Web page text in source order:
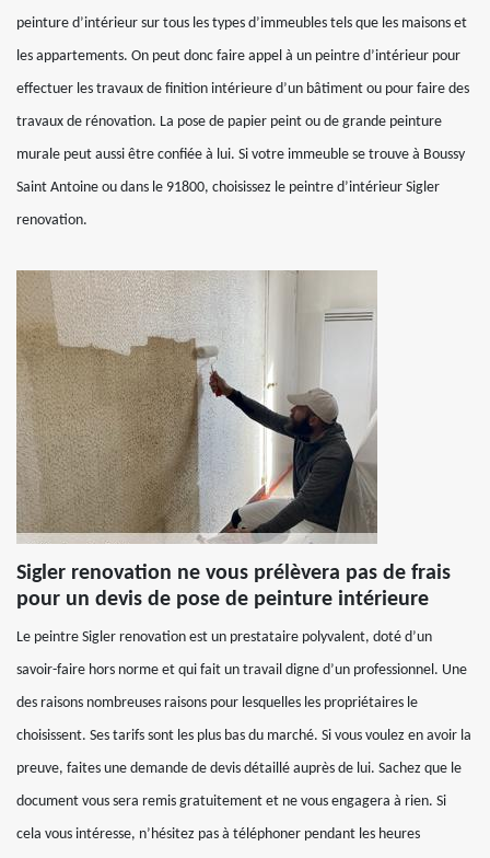
peinture d’intérieur sur tous les types d’immeubles tels que les maisons et
les appartements. On peut donc faire appel à un peintre d’intérieur pour
effectuer les travaux de finition intérieure d’un bâtiment ou pour faire des
travaux de rénovation. La pose de papier peint ou de grande peinture
murale peut aussi être confiée à lui. Si votre immeuble se trouve à Boussy
Saint Antoine ou dans le 91800, choisissez le peintre d’intérieur Sigler
renovation.
Sigler renovation ne vous prélèvera pas de frais
pour un devis de pose de peinture intérieure
Le peintre Sigler renovation est un prestataire polyvalent, doté d’un
savoir-faire hors norme et qui fait un travail digne d’un professionnel. Une
des raisons nombreuses raisons pour lesquelles les propriétaires le
choisissent. Ses tarifs sont les plus bas du marché. Si vous voulez en avoir la
preuve, faites une demande de devis détaillé auprès de lui. Sachez que le
document vous sera remis gratuitement et ne vous engagera à rien. Si
cela vous intéresse, n’hésitez pas à téléphoner pendant les heures